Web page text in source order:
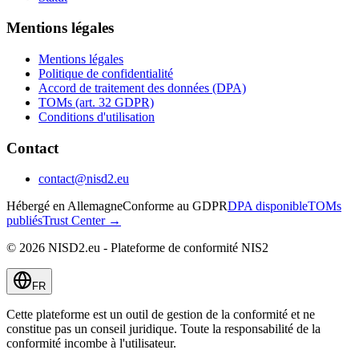
Mentions légales
Mentions légales
Politique de confidentialité
Accord de traitement des données (DPA)
TOMs (art. 32 GDPR)
Conditions d'utilisation
Contact
contact@nisd2.eu
Hébergé en AllemagneConforme au GDPRDPA disponibleTOMs
publiésTrust Center →
© 2026 NISD2.eu - Plateforme de conformité NIS2
FR
Cette plateforme est un outil de gestion de la conformité et ne
constitue pas un conseil juridique. Toute la responsabilité de la
conformité incombe à l'utilisateur.